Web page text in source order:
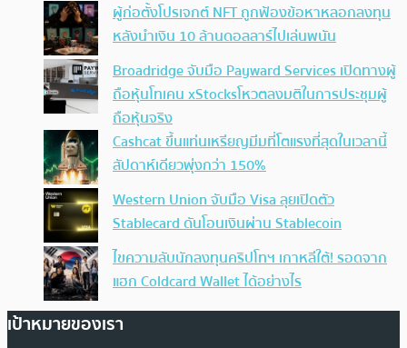
ผู้ก่อตั้งโปรเจกต์ NFT ถูกฟ้องข้อหาหลอกลงทุน
หลังนำเงิน 10 ล้านดอลลาร์ไปเล่นพนัน
Broadridge จับมือ Payward Services เปิดทางผู้
ถือหุ้นโทเคน xStocksโหวตลงมติในการประชุมผู้
ถือหุ้นจริง
Cashcat ขึ้นแท่นเหรียญมีมที่โตแรงที่สุดในเวลานี้
สัปดาห์เดียวพุ่งกว่า 150%
Western Union จับมือ Visa ลุยเปิดตัว
Stablecard ดันโอนเงินผ่าน Stablecoin
ไขความลับนักลงทุนคริปโทฯ เกาหลีใต้! รอดจาก
แฮก Coldcard Wallet ได้อย่างไร
เป้าหมายของเรา